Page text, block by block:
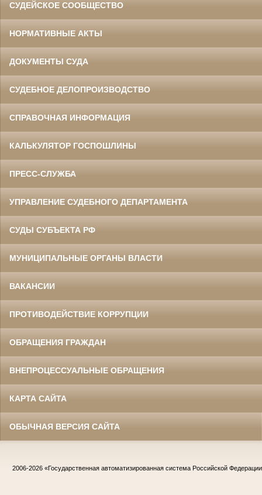
СУДЕЙСКОЕ СООБЩЕСТВО
НОРМАТИВНЫЕ АКТЫ
ДОКУМЕНТЫ СУДА
СУДЕБНОЕ ДЕЛОПРОИЗВОДСТВО
СПРАВОЧНАЯ ИНФОРМАЦИЯ
КАЛЬКУЛЯТОР ГОСПОШЛИНЫ
ПРЕСС-СЛУЖБА
УПРАВЛЕНИЕ СУДЕБНОГО ДЕПАРТАМЕНТА
СУДЫ СУБЪЕКТА РФ
МУНИЦИПАЛЬНЫЕ ОРГАНЫ ВЛАСТИ
ВАКАНСИИ
ПРОТИВОДЕЙСТВИЕ КОРРУПЦИИ
ОБРАЩЕНИЯ ГРАЖДАН
ВНЕПРОЦЕССУАЛЬНЫЕ ОБРАЩЕНИЯ
КАРТА САЙТА
ОБЫЧНАЯ ВЕРСИЯ САЙТА
2006-2026 «Государственная автоматизированная система Российской